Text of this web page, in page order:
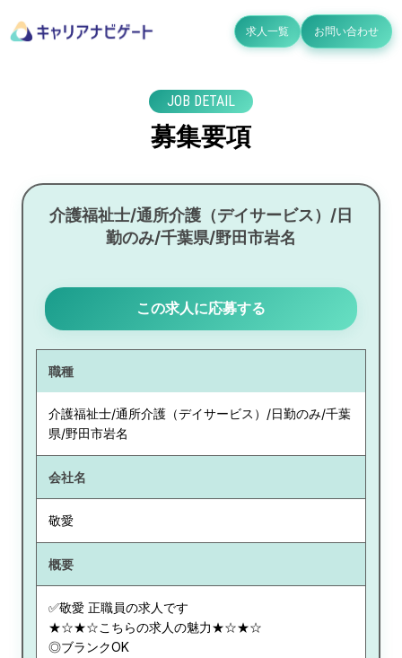
求人一覧 お問い合わせ
JOB DETAIL
募集要項
介護福祉士/通所介護（デイサービス）/日
勤のみ/千葉県/野田市岩名
この求人に応募する
職種
介護福祉士/通所介護（デイサービス）/日勤のみ/千葉
県/野田市岩名
会社名
敬愛
概要
✅敬愛 正職員の求人です
★☆★☆こちらの求人の魅力★☆★☆
◎ブランクOK